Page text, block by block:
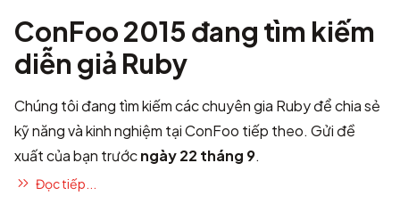
ConFoo 2015 đang tìm kiếm
diễn giả Ruby
Chúng tôi đang tìm kiếm các chuyên gia Ruby để chia sẻ
kỹ năng và kinh nghiệm tại ConFoo tiếp theo. Gửi đề
xuất của bạn trướcngày 22 tháng 9.
Đọc tiếp...